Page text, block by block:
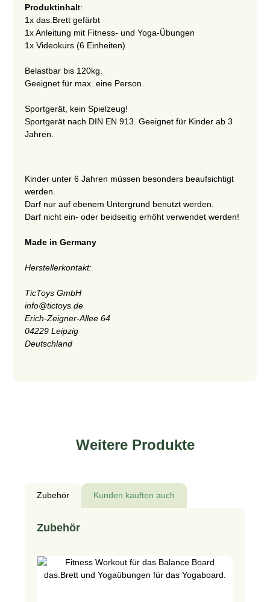
Produktinhalt:
1x das.Brett gefärbt
1x Anleitung mit Fitness- und Yoga-Übungen
1x Videokurs (6 Einheiten)
Belastbar bis 120kg.
Geeignet für max. eine Person.
Sportgerät, kein Spielzeug!
Sportgerät nach DIN EN 913. Geeignet für Kinder ab 3
Jahren.
Kinder unter 6 Jahren müssen besonders beaufsichtigt
werden.
Darf nur auf ebenem Untergrund benutzt werden.
Darf nicht ein- oder beidseitig erhöht verwendet werden!
Made in Germany
Herstellerkontakt:
TicToys GmbH
info@tictoys.de
Erich-Zeigner-Allee 64
04229 Leipzig
Deutschland
Weitere Produkte
Zubehör Kunden kauften auch
Produktgalerie überspringen
Zubehör